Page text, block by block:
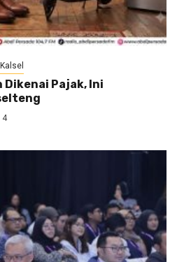
Dikenai Pajak, Ini
4